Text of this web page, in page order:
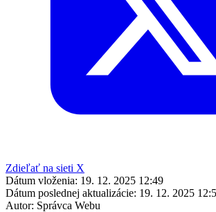
Zdieľať na sieti X
Dátum vloženia: 19. 12. 2025 12:49
Dátum poslednej aktualizácie: 19. 12. 2025
Autor: Správca Webu